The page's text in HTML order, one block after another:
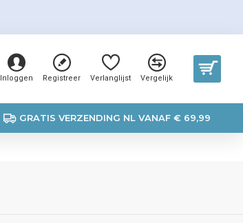
Inloggen Registreer Verlanglijst Vergelijk
GRATIS VERZENDING NL VANAF € 69,99